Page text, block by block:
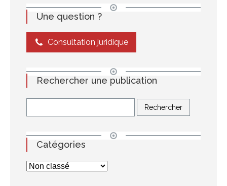
Une question ?
Consultation juridique
Rechercher une publication
Catégories